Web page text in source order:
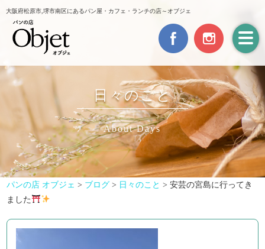
大阪府松原市,堺市南区にあるパン屋・カフェ・ランチの店～オブジェ
日々のこと
About Days
パンの店 オブジェ > ブログ > 日々のこと >安芸の宮島に行ってき
ました